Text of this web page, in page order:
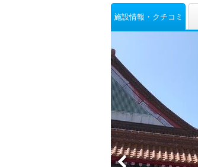
施設情報・クチコミ